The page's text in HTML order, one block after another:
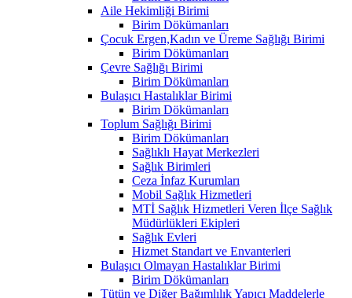
Aile Hekimliği Birimi
Birim Dökümanları
Çocuk Ergen,Kadın ve Üreme Sağlığı Birimi
Birim Dökümanları
Çevre Sağlığı Birimi
Birim Dökümanları
Bulaşıcı Hastalıklar Birimi
Birim Dökümanları
Toplum Sağlığı Birimi
Birim Dökümanları
Sağlıklı Hayat Merkezleri
Sağlık Birimleri
Ceza İnfaz Kurumları
Mobil Sağlık Hizmetleri
MTİ Sağlık Hizmetleri Veren İlçe Sağlık
Müdürlükleri Ekipleri
Sağlık Evleri
Hizmet Standart ve Envanterleri
Bulaşıcı Olmayan Hastalıklar Birimi
Birim Dökümanları
Tütün ve Diğer Bağımlılık Yapıcı Maddelerle